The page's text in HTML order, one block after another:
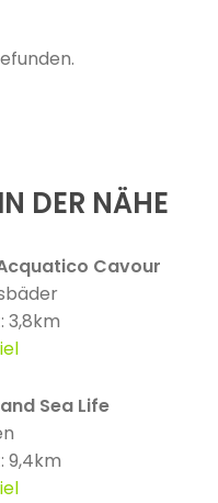
DER NÄHE
Cavour
3,8km
Sea Life
9,4km